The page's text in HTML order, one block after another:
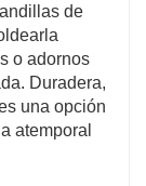
de
o adornos
Duradera,
una opción
atemporal